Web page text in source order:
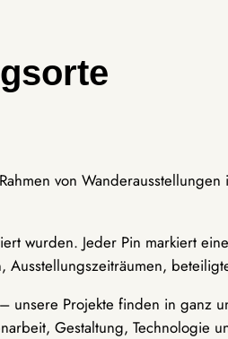
von
wurden. Jeder Pin markiert
Projekte finden in ganz
Gestaltung, Technologie